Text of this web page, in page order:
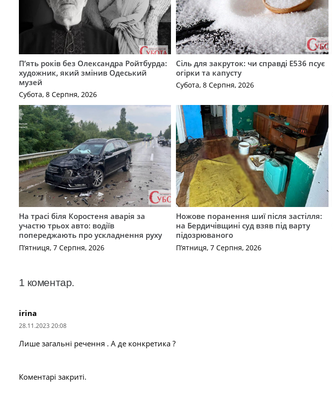
П’ять років без Олександра Ройтбурда:
художник, який змінив Одеський
музей
Субота, 8 Серпня, 2026
Сіль для закруток: чи справді Е536 псує
огірки та капусту
Субота, 8 Серпня, 2026
На трасі біля Коростеня аварія за
участю трьох авто: водіїв
попереджають про ускладнення руху
П’ятниця, 7 Серпня, 2026
Ножове поранення шиї після застілля:
на Бердичівщині суд взяв під варту
підозрюваного
П’ятниця, 7 Серпня, 2026
1 коментар
irina
28.11.2023 20:08
Лише загальні речення . А де конкретика ?
Коментарі закриті.